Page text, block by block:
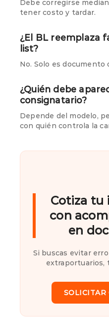
Debe corregirse
tener costo y tardar.
¿El BL reemplaza
list?
No. Solo es documento
¿Quién debe
consignatario?
Depende del modelo,
con quién controla la
Cotiza tu
con
en
Si buscas evitar
extraportuarios,
SOLICITAR